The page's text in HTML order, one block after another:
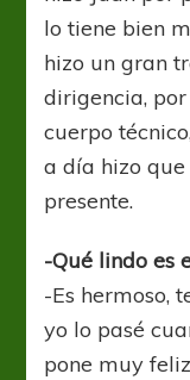
lo tiene bien
hizo un gran
dirigencia,
cuerpo
a día hizo
presente.
-Qué lindo es
-Es hermoso,
yo lo pasé
pone muy